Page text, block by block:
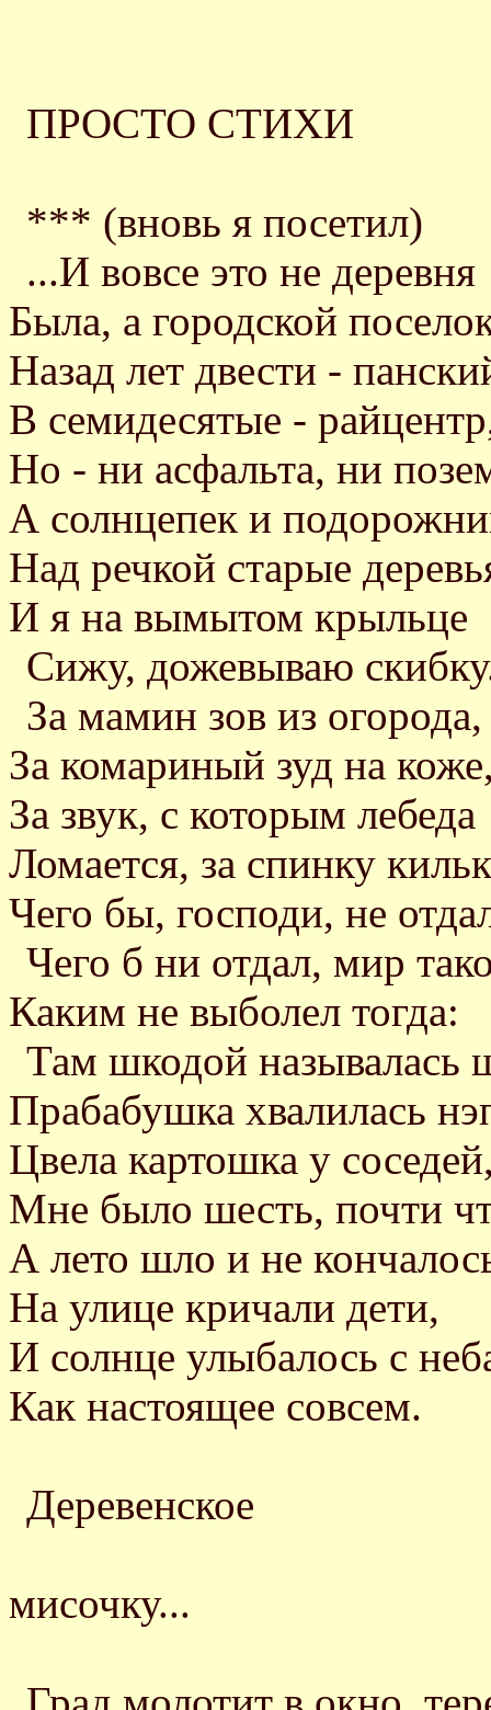
ПРОСТО СТИХИ
*** (вновь я посетил)
...И вовсе это не деревня
Была, а городской
Назад лет двести -
В семидесятые -
Но - ни асфальта, ни
А солнцепек и
Над речкой старые
И я на вымытом крыльце
Сижу, дожевываю
За мамин зов из огорода,
За комариный зуд на
За звук, с которым лебеда
Ломается, за спинку
Чего бы, господи, не
Чего б ни отдал, мир
Каким не выболел тогда:
Там шкодой называлась
Прабабушка хвалилась
Цвела картошка у
Мне было шесть, почти
А лето шло и не
На улице кричали дети,
И солнце улыбалось с
Как настоящее совсем.
Деревенское
мисочку...